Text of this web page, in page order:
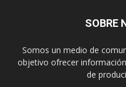
SOBRE
Somos un medio de
objetivo ofrecer
de